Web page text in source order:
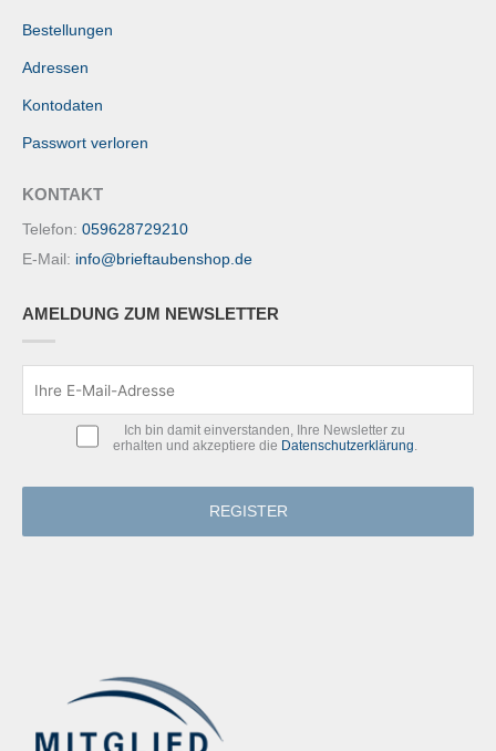
Bestellungen
Adressen
Kontodaten
Passwort verloren
KONTAKT
Telefon: 059628729210
E-Mail: info@brieftaubenshop.de
AMELDUNG ZUM NEWSLETTER
Ich bin damit einverstanden, Ihre Newsletter zu
erhalten und akzeptiere die Datenschutzerklärung.